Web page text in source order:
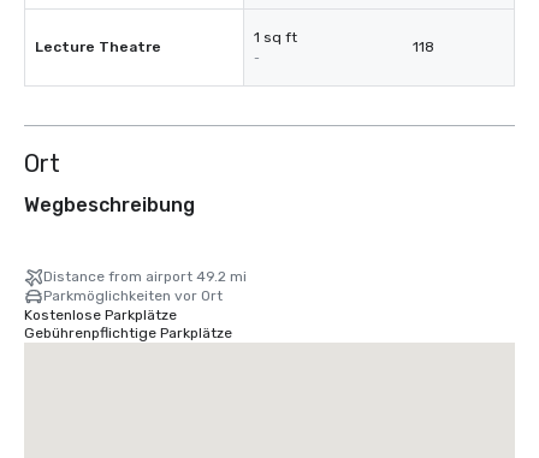
Lecture Theatre
1 sq ft
-
118
Ort
Wegbeschreibung
Distance from airport 49.2 mi
Parkmöglichkeiten vor Ort
Kostenlose Parkplätze
Gebührenpflichtige Parkplätze